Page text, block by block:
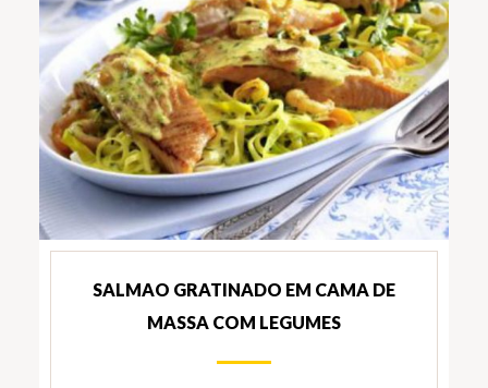
SALMAO GRATINADO EM CAMA DE
MASSA COM LEGUMES